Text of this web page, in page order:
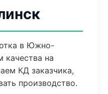
в Южно-
качества на
КД заказчика,
производство.